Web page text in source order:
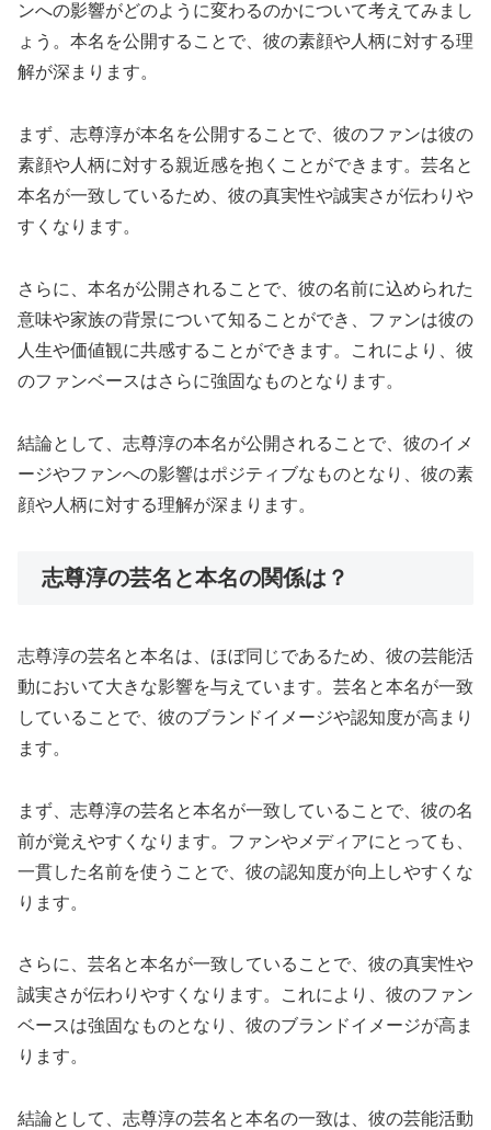
ンへの影響がどのように変わるのかについて考えてみまし
ょう。本名を公開することで、彼の素顔や人柄に対する理
解が深まります。
まず、志尊淳が本名を公開することで、彼のファンは彼の
素顔や人柄に対する親近感を抱くことができます。芸名と
本名が一致しているため、彼の真実性や誠実さが伝わりや
すくなります。
さらに、本名が公開されることで、彼の名前に込められた
意味や家族の背景について知ることができ、ファンは彼の
人生や価値観に共感することができます。これにより、彼
のファンベースはさらに強固なものとなります。
結論として、志尊淳の本名が公開されることで、彼のイメ
ージやファンへの影響はポジティブなものとなり、彼の素
顔や人柄に対する理解が深まります。
志尊淳の芸名と本名の関係は？
志尊淳の芸名と本名は、ほぼ同じであるため、彼の芸能活
動において大きな影響を与えています。芸名と本名が一致
していることで、彼のブランドイメージや認知度が高まり
ます。
まず、志尊淳の芸名と本名が一致していることで、彼の名
前が覚えやすくなります。ファンやメディアにとっても、
一貫した名前を使うことで、彼の認知度が向上しやすくな
ります。
さらに、芸名と本名が一致していることで、彼の真実性や
誠実さが伝わりやすくなります。これにより、彼のファン
ベースは強固なものとなり、彼のブランドイメージが高ま
ります。
結論として、志尊淳の芸名と本名の一致は、彼の芸能活動